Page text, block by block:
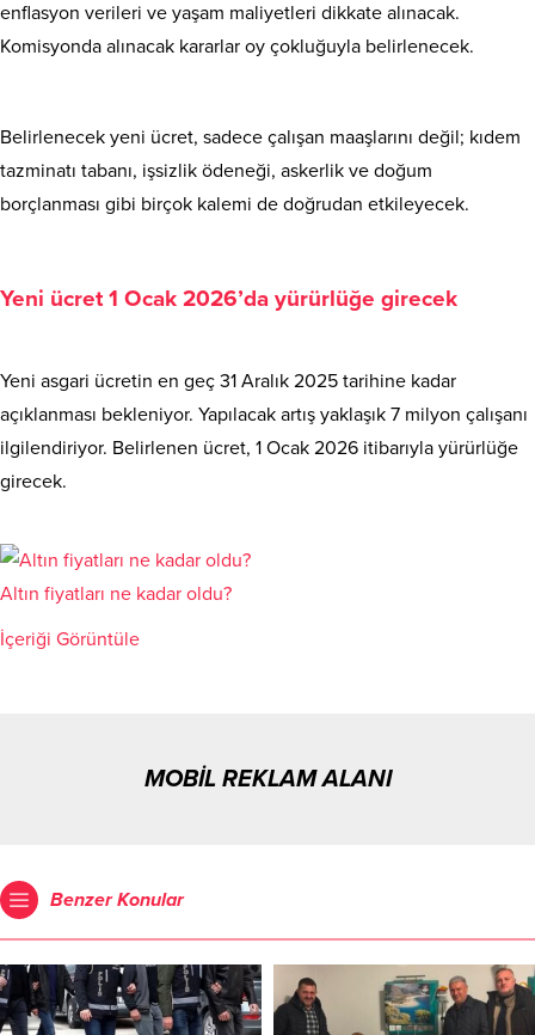
enflasyon verileri ve yaşam maliyetleri dikkate alınacak.
Komisyonda alınacak kararlar oy çokluğuyla belirlenecek.
Belirlenecek yeni ücret, sadece çalışan maaşlarını değil; kıdem
tazminatı tabanı, işsizlik ödeneği, askerlik ve doğum
borçlanması gibi birçok kalemi de doğrudan etkileyecek.
Yeni ücret 1 Ocak 2026’da yürürlüğe girecek
Yeni asgari ücretin en geç 31 Aralık 2025 tarihine kadar
açıklanması bekleniyor. Yapılacak artış yaklaşık 7 milyon çalışanı
ilgilendiriyor. Belirlenen ücret, 1 Ocak 2026 itibarıyla yürürlüğe
girecek.
Altın fiyatları ne kadar oldu?
İçeriği Görüntüle
MOBİL REKLAM ALANI
Benzer Konular